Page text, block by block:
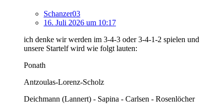
Schanzer03
16. Juli 2026 um 10:17
ich denke wir werden im 3-4-3 oder 3-4-1-2 spielen und
unsere Startelf wird wie folgt lauten:
Ponath
Antzoulas-Lorenz-Scholz
Deichmann (Lannert) - Sapina - Carlsen - Rosenlöcher